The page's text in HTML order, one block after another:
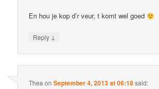
En hou je kop d’r veur, t komt wel goed
Reply ↓
Thea onSeptember 4, 2013 at 06:18said: